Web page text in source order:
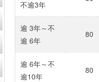
不逾3年
逾 3年～不
逾 6年
80
逾 6年～不
逾10年
80